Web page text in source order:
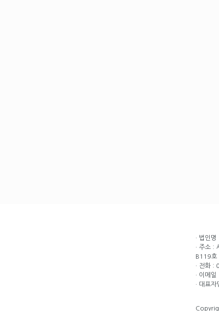
· 법인
· 주소 :
B119호
· 전화
· 이메
· 대표